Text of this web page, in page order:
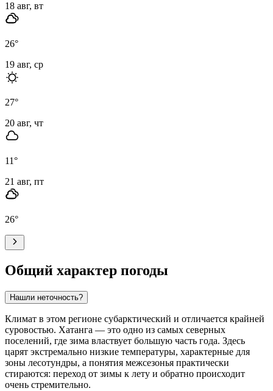
18 авг, вт
26°
19 авг, ср
27°
20 авг, чт
11°
21 авг, пт
26°
Общий характер погоды
Нашли неточность?
Климат в этом регионе субарктический и отличается крайней
суровостью. Хатанга — это одно из самых северных
поселений, где зима властвует большую часть года. Здесь
царят экстремально низкие температуры, характерные для
зоны лесотундры, а понятия межсезонья практически
стираются: переход от зимы к лету и обратно происходит
очень стремительно.